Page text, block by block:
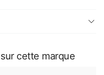
cette marque